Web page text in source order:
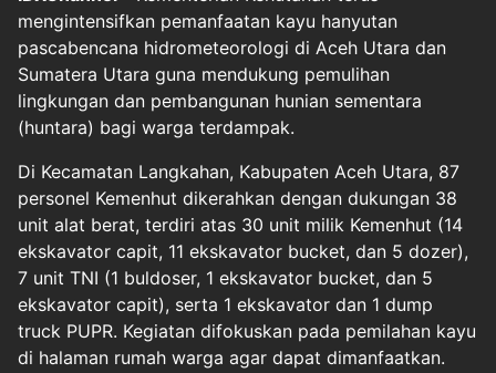
mengintensifkan pemanfaatan kayu hanyutan
pascabencana hidrometeorologi di Aceh Utara dan
Sumatera Utara guna mendukung pemulihan
lingkungan dan pembangunan hunian sementara
(huntara) bagi warga terdampak.
Di Kecamatan Langkahan, Kabupaten Aceh Utara, 87
personel Kemenhut dikerahkan dengan dukungan 38
unit alat berat, terdiri atas 30 unit milik Kemenhut (14
ekskavator capit, 11 ekskavator bucket, dan 5 dozer),
7 unit TNI (1 buldoser, 1 ekskavator bucket, dan 5
ekskavator capit), serta 1 ekskavator dan 1 dump
truck PUPR. Kegiatan difokuskan pada pemilahan kayu
di halaman rumah warga agar dapat dimanfaatkan.